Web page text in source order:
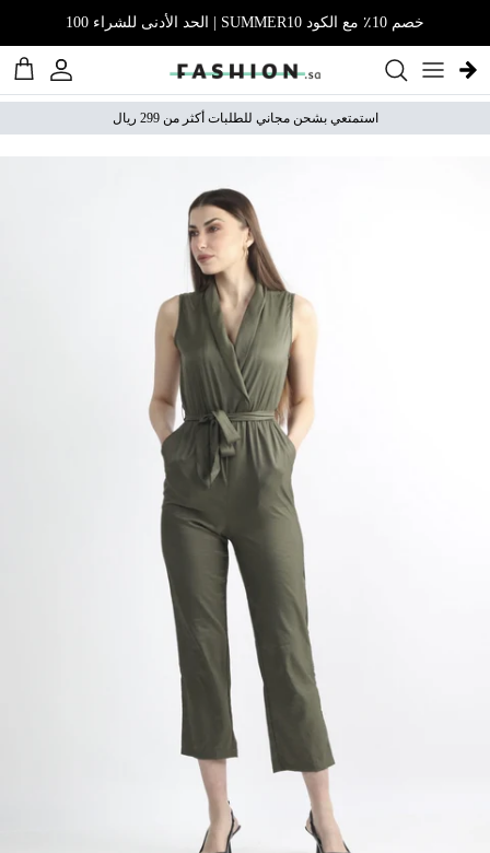
خصم 10٪ مع الكود SUMMER10 | الحد الأدنى للشراء 100
الحساب
استمتعي بشحن مجاني للطلبات أكثر من 299 ريال